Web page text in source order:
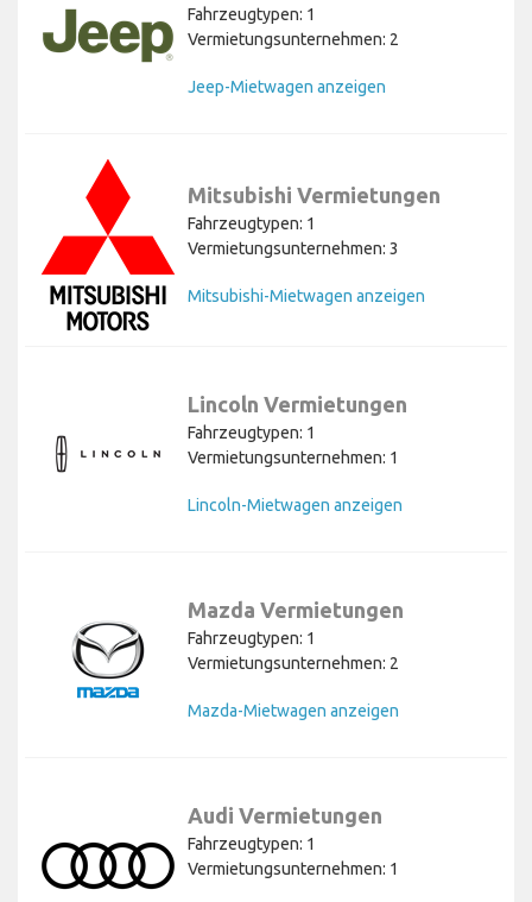
Fahrzeugtypen: 1
Vermietungsunternehmen: 2
Jeep-Mietwagen anzeigen
Mitsubishi Vermietungen
Fahrzeugtypen: 1
Vermietungsunternehmen: 3
Mitsubishi-Mietwagen anzeigen
Lincoln Vermietungen
Fahrzeugtypen: 1
Vermietungsunternehmen: 1
Lincoln-Mietwagen anzeigen
Mazda Vermietungen
Fahrzeugtypen: 1
Vermietungsunternehmen: 2
Mazda-Mietwagen anzeigen
Audi Vermietungen
Fahrzeugtypen: 1
Vermietungsunternehmen: 1